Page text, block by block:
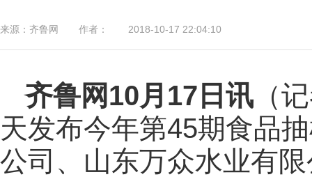
来源： 齐鲁网 作者： 2018-10-17 22:04:10
齐鲁网 10月17日讯 （
天发布今年第45期食品
公司、山东万众水业有